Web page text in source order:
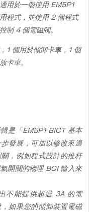
用於一個使用 EM5P1
程式，並使用 2 個程式
制 4 個電磁閥。
1 個用於傾卸卡車，1 個
卡車。
是「EM5P1 BICT 基本
發展，可加以修改來適
，例如程式設計的推杆
開關的物理 BCI 輸入來
不能提供超過 3A 的電
如果您的傾卸裝置電磁